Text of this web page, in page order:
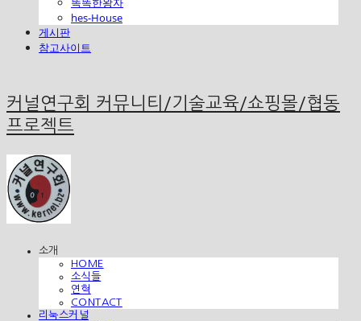
hes-House
게시판
참고사이트
커널연구회 커뮤니티/기술교육/쇼핑몰/협동
프로젝트
소개
HOME
소식들
연혁
CONTACT
리눅스커널